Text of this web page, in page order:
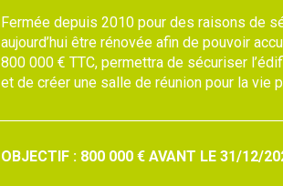
Fermée depuis 2010 pour des raisons de
aujourd’hui être rénovée afin de pouvoir
800 000 € TTC, permettra de sécuriser
et de créer une salle de réunion pour la vie
OBJECTIF : 800 000 € AVANT LE 31/12/